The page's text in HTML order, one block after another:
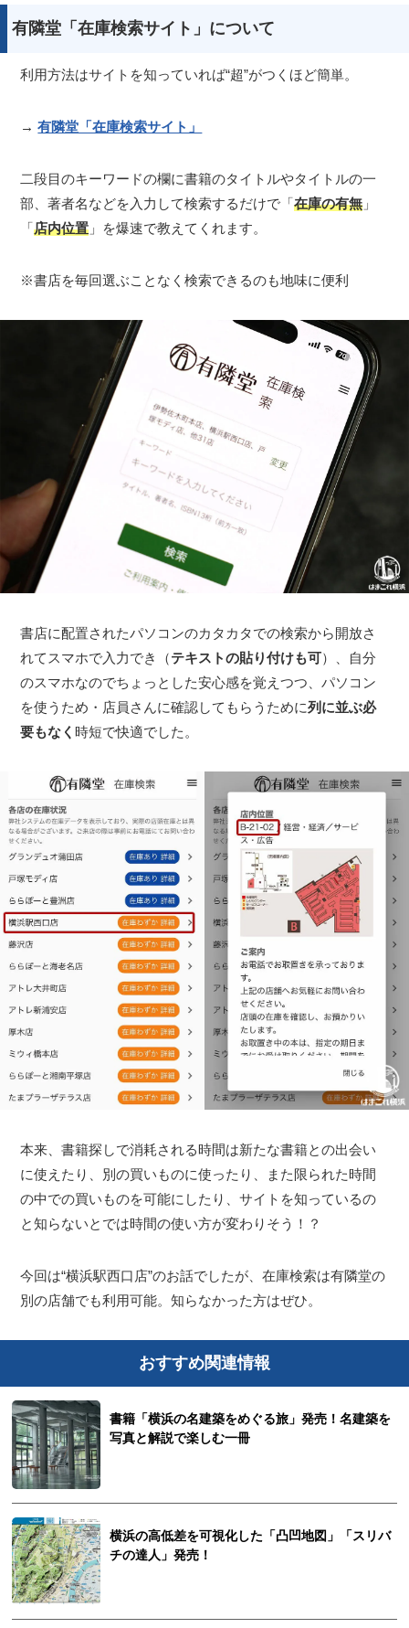
有隣堂「在庫検索サイト」について
利用方法はサイトを知っていれば“超”がつくほど簡単。
→有隣堂「在庫検索サイト」
二段目のキーワードの欄に書籍のタイトルやタイトルの一
部、著者名などを入力して検索するだけで「在庫の有無 」
「店内位置 」を爆速で教えてくれます。
※書店を毎回選ぶことなく検索できるのも地味に便利
書店に配置されたパソコンのカタカタでの検索から開放さ
れてスマホで入力でき（テキストの貼り付けも可）、自分
のスマホなのでちょっとした安心感を覚えつつ、パソコン
を使うため・店員さんに確認してもらうために列に並ぶ必
要もなく時短で快適でした。
本来、書籍探しで消耗される時間は新たな書籍との出会い
に使えたり、別の買いものに使ったり、また限られた時間
の中での買いものを可能にしたり、サイトを知っているの
と知らないとでは時間の使い方が変わりそう！？
今回は“横浜駅西口店”のお話でしたが、在庫検索は有隣堂の
別の店舗でも利用可能。知らなかった方はぜひ。
おすすめ関連情報
書籍「横浜の名建築をめぐる旅」発売！名建築を
写真と解説で楽しむ一冊
横浜の高低差を可視化した「凸凹地図」「スリバ
チの達人」発売！